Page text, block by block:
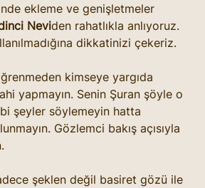
ekleme ve genişletmeler
Neviden rahatlıkla anlıyoruz.
dikkatinizi çekeriz.
kimseye yargıda
yapmayın. Senin Şuran şöyle o
şeyler söylemeyin hatta
Gözlemci bakış açısıyla
şeklen değil basiret gözü ile